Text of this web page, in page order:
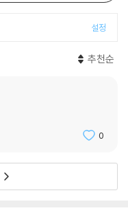
설정
추천순
0